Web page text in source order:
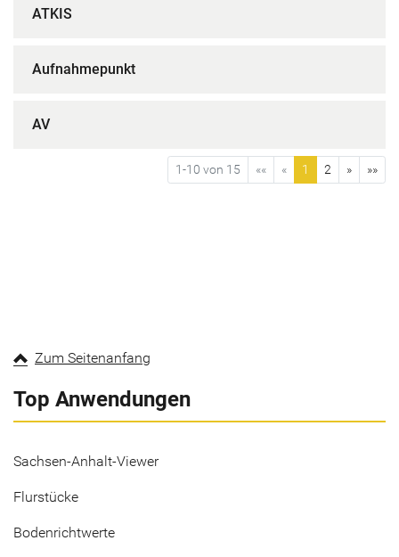
ATKIS
Aufnahmepunkt
AV
1-10 von 15 «« « 1 2 » »»
Zum Seitenanfang
Top Anwendungen
Sachsen-Anhalt-Viewer
Flurstücke
Bodenrichtwerte